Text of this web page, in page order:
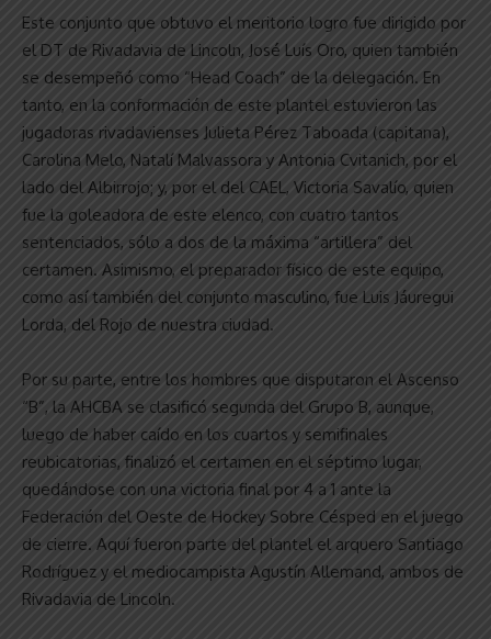
Este conjunto que obtuvo el meritorio logro fue dirigido por
el DT de Rivadavia de Lincoln, José Luís Oro, quien también
se desempeñó como “Head Coach” de la delegación. En
tanto, en la conformación de este plantel estuvieron las
jugadoras rivadavienses Julieta Pérez Taboada (capitana),
Carolina Melo, Natalí Malvassora y Antonia Cvitanich, por el
lado del Albirrojo; y, por el del CAEL, Victoria Savalío, quien
fue la goleadora de este elenco, con cuatro tantos
sentenciados, sólo a dos de la máxima “artillera” del
certamen. Asimismo, el preparador físico de este equipo,
como así también del conjunto masculino, fue Luis Jáuregui
Lorda, del Rojo de nuestra ciudad.
Por su parte, entre los hombres que disputaron el Ascenso
“B”, la AHCBA se clasificó segunda del Grupo B, aunque,
luego de haber caído en los cuartos y semifinales
reubicatorias, finalizó el certamen en el séptimo lugar,
quedándose con una victoria final por 4 a 1 ante la
Federación del Oeste de Hockey Sobre Césped en el juego
de cierre. Aquí fueron parte del plantel el arquero Santiago
Rodríguez y el mediocampista Agustín Allemand, ambos de
Rivadavia de Lincoln.